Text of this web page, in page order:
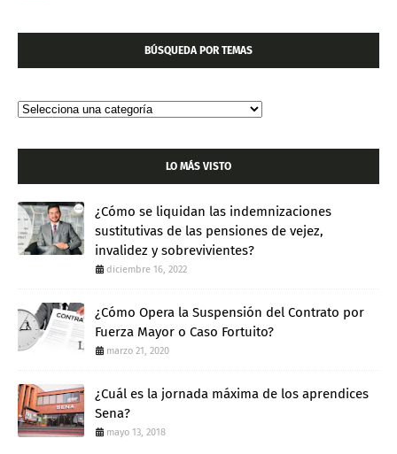
BÚSQUEDA POR TEMAS
LO MÁS VISTO
¿Cómo se liquidan las indemnizaciones
sustitutivas de las pensiones de vejez,
invalidez y sobrevivientes?
diciembre 16, 2022
¿Cómo Opera la Suspensión del Contrato por
Fuerza Mayor o Caso Fortuito?
marzo 21, 2020
¿Cuál es la jornada máxima de los aprendices
Sena?
mayo 13, 2018